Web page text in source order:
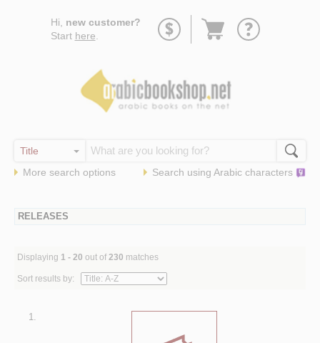
Hi, new customer?
Start here
Go
More search options Search using Arabic characters
RELEASES
Displaying 1 - 20 out of 230 matches
Sort results by:
1.